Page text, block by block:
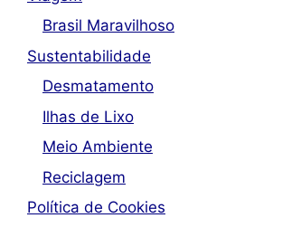
Brasil Maravilhoso
Sustentabilidade
Desmatamento
Ilhas de Lixo
Meio Ambiente
Reciclagem
Política de Cookies